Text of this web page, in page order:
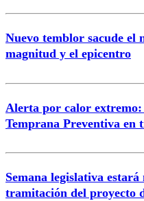
Nuevo temblor sacude el
magnitud y el epicentro
Alerta por calor
Temprana Preventiva en
Semana legislativa
tramitación del proyecto